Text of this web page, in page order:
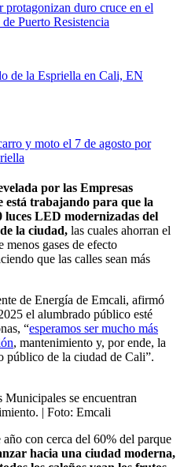
protagonizan duro cruce en el
Puerto Resistencia
de la Espriella en Cali, EN
y moto el 7 de agosto por
por las Empresas
está trabajando para que la
luces LED modernizadas del
la ciudad, las cuales ahorran el
menos gases de efecto
que las calles sean más
de Energía de Emcali, afirmó
el alumbrado público esté
“esperamos ser mucho más
, mantenimiento y, por ende, la
público de la ciudad de Cali”.
Municipales se encuentran
| Foto: Emcali
con cerca del 60% del parque
hacia una ciudad moderna,